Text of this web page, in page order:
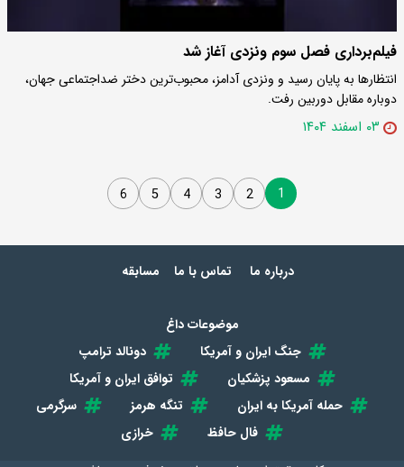
فیلم‌برداری فصل سوم ونزدی آغاز شد
انتظارها به پایان رسید و ونزدی آدامز، محبوب‌‌ترین دختر ضداجتماعی جهان،
دوباره مقابل دوربین رفت.
۰۳ اسفند ۱۴۰۴
1
2
3
4
5
6
درباره ما تماس با ما مسابقه
موضوعات داغ
جنگ ایران و آمریکا
دونالد ترامپ
مسعود پزشکیان
توافق ایران و آمریکا
حمله آمریکا به ایران
تنگه هرمز
سرگرمی
فال حافظ
خرازی